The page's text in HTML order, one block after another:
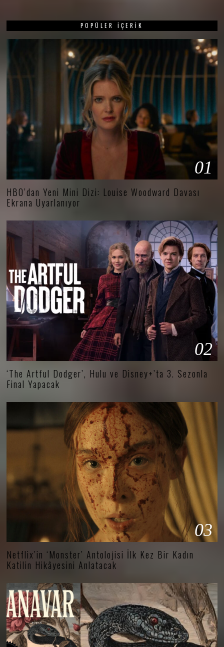
POPÜLER İÇERIK
01
HBO’dan Yeni Mini Dizi: Louise Woodward Davası
Ekrana Uyarlanıyor
02
‘The Artful Dodger’, Hulu ve Disney+’ta 3. Sezonla
Final Yapacak
03
Netflix’in ‘Monster’ Antolojisi İlk Kez Bir Kadın
Katilin Hikâyesini Anlatacak